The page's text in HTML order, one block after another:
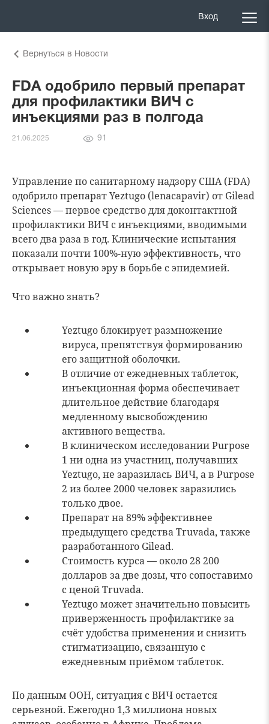
Вход
Вернуться в Новости
FDA одобрило первый препарат
для профилактики ВИЧ с
инъекциями раз в полгода
21.06.2025
Количество
91
Управление по санитарному надзору США (FDA)
одобрило препарат Yeztugo (lenacapavir) от Gilead
Sciences — первое средство для доконтактной
профилактики ВИЧ с инъекциями, вводимыми
всего два раза в год. Клинические испытания
показали почти 100%-ную эффективность, что
открывает новую эру в борьбе с эпидемией.
Что важно знать?
Yeztugo блокирует размножение
вируса, препятствуя формированию
его защитной оболочки.
В отличие от ежедневных таблеток,
инъекционная форма обеспечивает
длительное действие благодаря
медленному высвобождению
активного вещества.
В клиническом исследовании Purpose
1 ни одна из участниц, получавших
Yeztugo, не заразилась ВИЧ, а в Purpose
2 из более 2000 человек заразились
только двое.
Препарат на 89% эффективнее
предыдущего средства Truvada, также
разработанного Gilead.
Стоимость курса — около 28 200
долларов за две дозы, что сопоставимо
с ценой Truvada.
Yeztugo может значительно повысить
приверженность профилактике за
счёт удобства применения и снизить
стигматизацию, связанную с
ежедневным приёмом таблеток.
По данным ООН, ситуация с ВИЧ остается
серьезной. Ежегодно 1,3 миллиона новых